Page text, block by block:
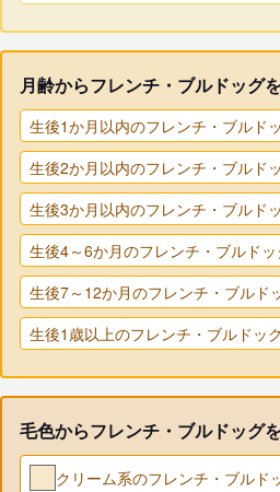
月齢からフレンチ・ブルドッグ
生後1か月以内のフレンチ・ブルド
生後2か月以内のフレンチ・ブルド
生後3か月以内のフレンチ・ブルド
生後4～6か月のフレンチ・ブルドッ
生後7～12か月のフレンチ・ブルド
生後1歳以上のフレンチ・ブルドッグ
毛色からフレンチ・ブルドッグ
クリーム系のフレンチ・ブルド